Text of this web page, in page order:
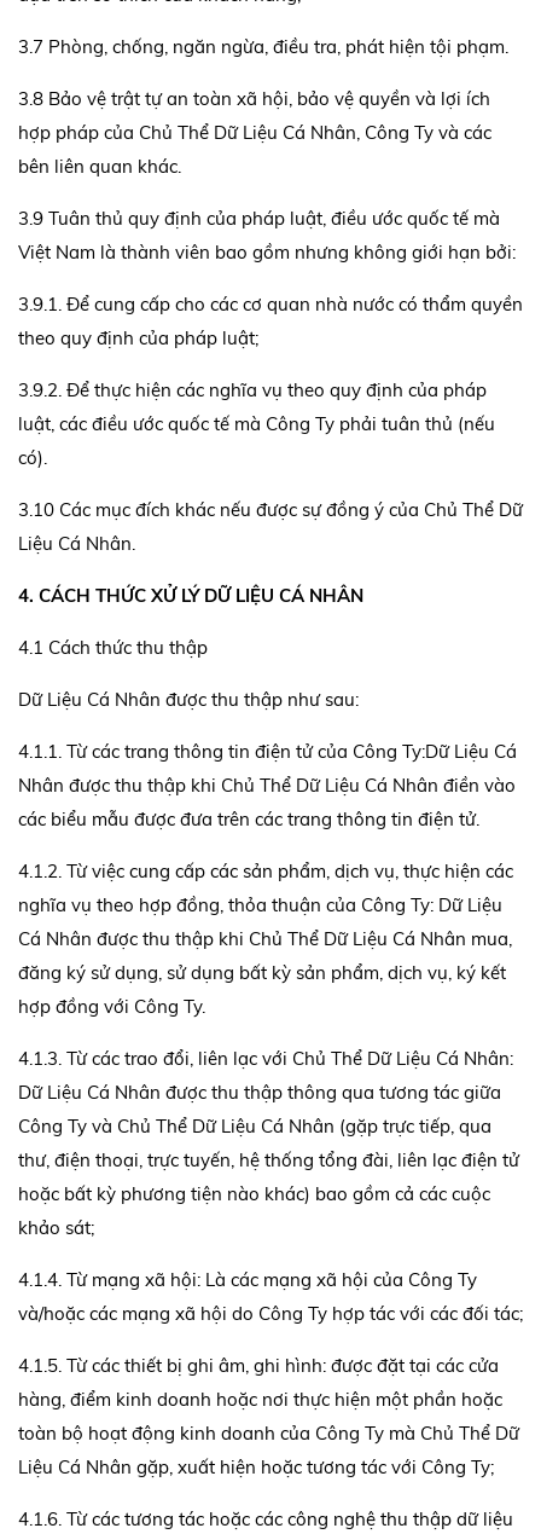
3.7 Phòng, chống, ngăn ngừa, điều tra, phát hiện tội phạm.
3.8 Bảo vệ trật tự an toàn xã hội, bảo vệ quyền và lợi ích
hợp pháp của Chủ Thể Dữ Liệu Cá Nhân, Công Ty và các
bên liên quan khác.
3.9 Tuân thủ quy định của pháp luật, điều ước quốc tế mà
Việt Nam là thành viên bao gồm nhưng không giới hạn bởi:
3.9.1. Để cung cấp cho các cơ quan nhà nước có thẩm quyền
theo quy định của pháp luật;
3.9.2. Để thực hiện các nghĩa vụ theo quy định của pháp
luật, các điều ước quốc tế mà Công Ty phải tuân thủ (nếu
có).
3.10 Các mục đích khác nếu được sự đồng ý của Chủ Thể Dữ
Liệu Cá Nhân.
4. CÁCH THỨC XỬ LÝ DỮ LIỆU CÁ NHÂN
4.1 Cách thức thu thập
Dữ Liệu Cá Nhân được thu thập như sau:
4.1.1. Từ các trang thông tin điện tử của Công Ty:Dữ Liệu Cá
Nhân được thu thập khi Chủ Thể Dữ Liệu Cá Nhân điền vào
các biểu mẫu được đưa trên các trang thông tin điện tử.
4.1.2. Từ việc cung cấp các sản phẩm, dịch vụ, thực hiện các
nghĩa vụ theo hợp đồng, thỏa thuận của Công Ty: Dữ Liệu
Cá Nhân được thu thập khi Chủ Thể Dữ Liệu Cá Nhân mua,
đăng ký sử dụng, sử dụng bất kỳ sản phẩm, dịch vụ, ký kết
hợp đồng với Công Ty.
4.1.3. Từ các trao đổi, liên lạc với Chủ Thể Dữ Liệu Cá Nhân:
Dữ Liệu Cá Nhân được thu thập thông qua tương tác giữa
Công Ty và Chủ Thể Dữ Liệu Cá Nhân (gặp trực tiếp, qua
thư, điện thoại, trực tuyến, hệ thống tổng đài, liên lạc điện tử
hoặc bất kỳ phương tiện nào khác) bao gồm cả các cuộc
khảo sát;
4.1.4. Từ mạng xã hội: Là các mạng xã hội của Công Ty
và/hoặc các mạng xã hội do Công Ty hợp tác với các đối tác;
4.1.5. Từ các thiết bị ghi âm, ghi hình: được đặt tại các cửa
hàng, điểm kinh doanh hoặc nơi thực hiện một phần hoặc
toàn bộ hoạt động kinh doanh của Công Ty mà Chủ Thể Dữ
Liệu Cá Nhân gặp, xuất hiện hoặc tương tác với Công Ty;
4.1.6. Từ các tương tác hoặc các công nghệ thu thập dữ liệu